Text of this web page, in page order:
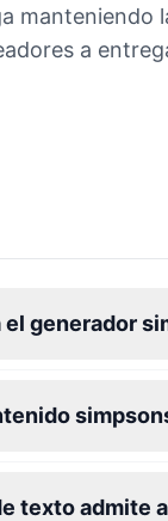
manteniendo
a
generador
texto admite